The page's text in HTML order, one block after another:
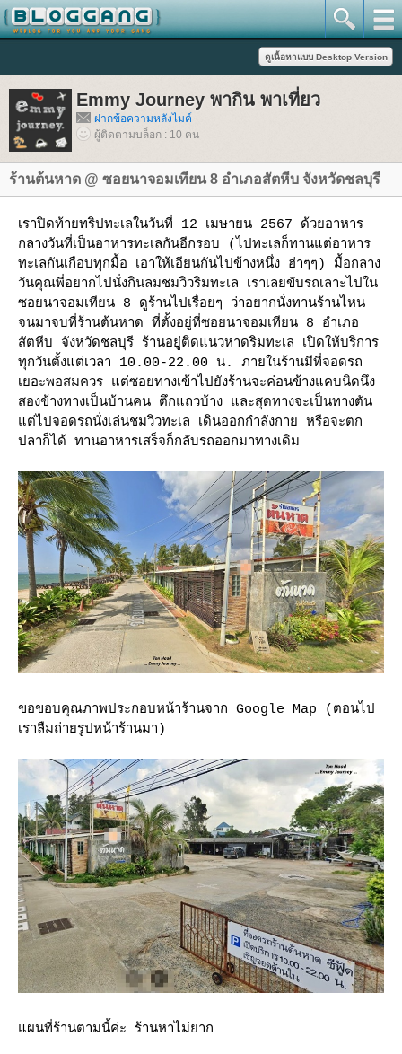
Emmy Journey พากิน พาเที่ยว
ฝากข้อความหลังไมค์
ผู้ติดตามบล็อก : 10 คน
ร้านต้นหาด @ ซอยนาจอมเทียน 8 อำเภอสัตหีบ จังหวัดชลบุรี
เราปิดท้ายทริปทะเลในวันที่ 12 เมษายน 2567 ด้วยอาหาร
กลางวันที่เป็นอาหารทะเลกันอีกรอบ (ไปทะเลก็ทานแต่อาหาร
ทะเลกันเกือบทุกมื้อ เอาให้เอียนกันไปข้างหนึ่ง ฮ่าๆๆ) มื้อกลาง
วันคุณพี่อยากไปนั่งกินลมชมวิวริมทะเล เราเลยขับรถเลาะไปใน
ซอยนาจอมเทียน 8 ดูร้านไปเรื่อยๆ ว่าอยากนั่งทานร้านไหน
จนมาจบที่ร้านต้นหาด ที่ตั้งอยู่ที่ซอยนาจอมเทียน 8 อำเภอ
สัตหีบ จังหวัดชลบุรี ร้านอยู่ติดแนวหาดริมทะเล เปิดให้บริการ
ทุกวันตั้งแต่เวลา 10.00-22.00 น. ภายในร้านมีที่จอดรถ
เยอะพอสมควร แต่ซอยทางเข้าไปยังร้านจะค่อนข้างแคบนิดนึง
สองข้างทางเป็นบ้านคน ตึกแถวบ้าง และสุดทางจะเป็นทางตัน
ต่ไปจอดรถนั่งเล่นชมวิวทะเล เดินออกกำลังกาย หรือจะตก
ปลาก็ได้ ทานอาหารเสร็จก็กลับรถออกมาทางเดิม
ขอขอบคุณภาพประกอบหน้าร้านจาก Google Map (ตอนไป
เราลืมถ่ายรูปหน้าร้านมา)
ผนที่ร้านตามนี้ค่ะ ร้านหาไม่ยาก